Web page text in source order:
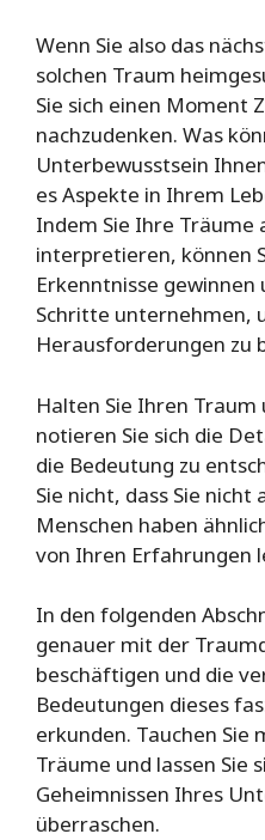
Wenn Sie also das
solchen Traum
Sie sich einen Moment
nachzudenken. Was
Unterbewusstsein
es Aspekte in Ihrem
Indem Sie Ihre Träume
interpretieren, können
Erkenntnisse gewinnen
Schritte unternehmen,
Herausforderungen zu
Halten Sie Ihren
notieren Sie sich die
die Bedeutung zu
Sie nicht, dass Sie nicht
Menschen haben
von Ihren Erfahrungen
In den folgenden
genauer mit der
beschäftigen und die
Bedeutungen dieses
erkunden. Tauchen Sie
Träume und lassen Sie
Geheimnissen Ihres
überraschen.